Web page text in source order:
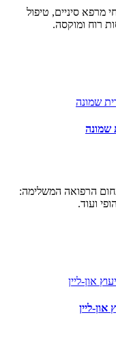
מרפא סיניים, טיפול
רוח ומוקסה.
שמונה
הרפואה המשלימה:
ועוד.
און-ליין